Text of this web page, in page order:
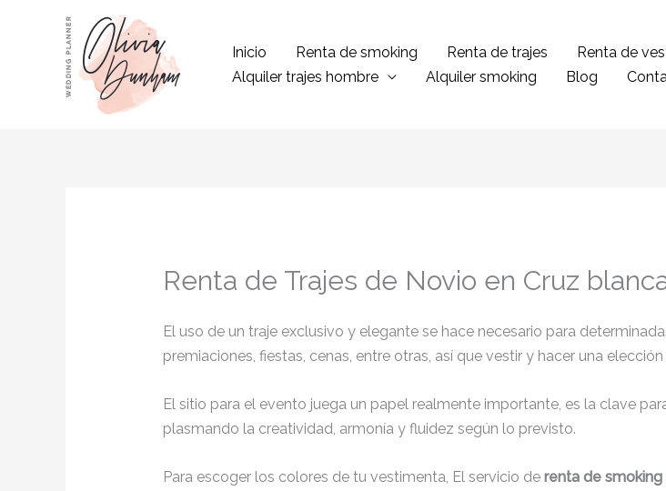
contenido
Inicio Renta de smoking Renta de trajes Renta de
Alquiler trajes hombre
Alquiler smoking Blog
Renta de Trajes de Novio en Cruz
El uso de un traje exclusivo y elegante se hace necesario para
premiaciones, fiestas, cenas, entre otras, así que vestir y hacer una
El sitio para el evento juega un papel realmente importante, es la clave
plasmando la creatividad, armonía y fluidez según lo previsto.
Para escoger los colores de tu vestimenta, El servicio de renta de smoking